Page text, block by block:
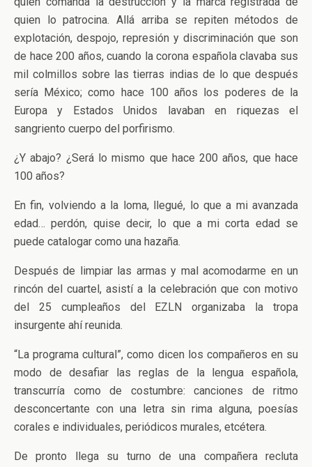
quien lo patrocina. Allá arriba se repiten métodos de
explotación, despojo, represión y discriminación que son
de hace 200 años, cuando la corona española clavaba sus
mil colmillos sobre las tierras indias de lo que después
sería México; como hace 100 años los poderes de la
Europa y Estados Unidos lavaban en riquezas el
sangriento cuerpo del porfirismo.
¿Y abajo? ¿Será lo mismo que hace 200 años, que hace
100 años?
En fin, volviendo a la loma, llegué, lo que a mi avanzada
edad… perdón, quise decir, lo que a mi corta edad se
puede catalogar como una hazaña.
Después de limpiar las armas y mal acomodarme en un
rincón del cuartel, asistí a la celebración que con motivo
del 25 cumpleaños del EZLN organizaba la tropa
insurgente ahí reunida.
“La programa cultural”, como dicen los compañeros en su
modo de desafiar las reglas de la lengua española,
transcurría como de costumbre: canciones de ritmo
desconcertante con una letra sin rima alguna, poesías
corales e individuales, periódicos murales, etcétera.
De pronto llega su turno de una compañera recluta